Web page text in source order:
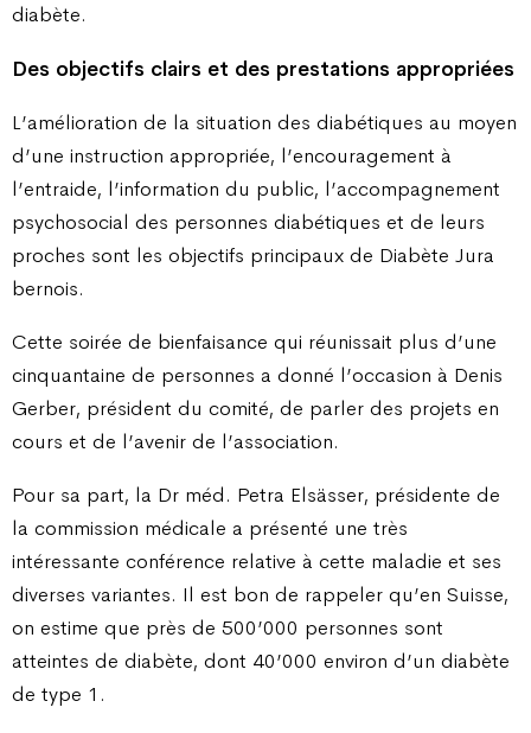
diabète.
Des objectifs clairs et des prestations appropriées
L’amélioration de la situation des diabétiques au moyen
d’une instruction appropriée, l’encouragement à
l’entraide, l’information du public, l’accompagnement
psychosocial des personnes diabétiques et de leurs
proches sont les objectifs principaux de Diabète Jura
bernois.
Cette soirée de bienfaisance qui réunissait plus d’une
cinquantaine de personnes a donné l’occasion à Denis
Gerber, président du comité, de parler des projets en
cours et de l’avenir de l’association.
Pour sa part, la Dr méd. Petra Elsässer, présidente de
la commission médicale a présenté une très
intéressante conférence relative à cette maladie et ses
diverses variantes. Il est bon de rappeler qu’en Suisse,
on estime que près de 500’000 personnes sont
atteintes de diabète, dont 40’000 environ d’un diabète
de type 1.